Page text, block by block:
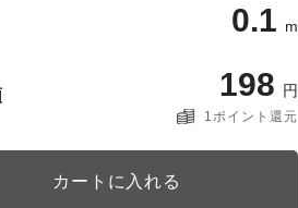
0.1 m
198 円
1ポイント還元